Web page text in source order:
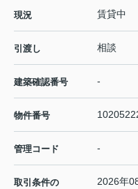
現況 賃貸中
引渡し 相談
建築確認番号 -
物件番号
管理コード -
取引条件の
2026年